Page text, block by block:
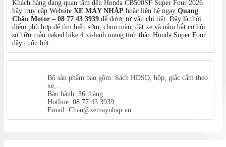
Khách hàng đang quan tâm đến Honda CB500SF Super Four 2026
hãy truy cập Website XE MÁY NHẬP hoặc liên hệ ngay Quang
Châu Motor – 08 77 43 3939 để được tư vấn chi tiết. Đây là thời
điểm phù hợp để tìm hiểu sớm, chọn màu, đặt xe và nắm bắt cơ hội
sở hữu mẫu naked bike 4 xi-lanh mang tinh thần Honda Super Four
đầy cuốn hút
Bộ sản phẩm bao gồm: Sách HDSD, hộp, giắc cắm theo
xe,...
Bảo hành: 36 tháng
Hotline: 08 77 43 3939
Email: Chau@xemaynhap.vn